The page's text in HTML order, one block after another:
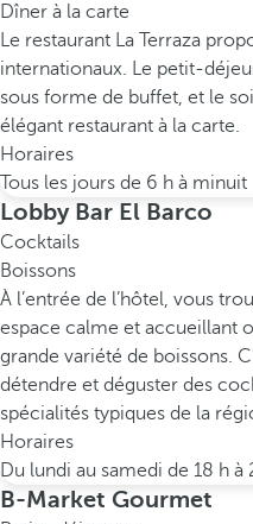
Dîner à la carte
Le restaurant La Terraza
internationaux. Le petit-
sous forme de buffet, et le
élégant restaurant à la carte.
Horaires
Tous les jours de 6 h à minuit
Lobby Bar El Barco
Cocktails
Boissons
À l’entrée de l’hôtel, vous
espace calme et accueillant
grande variété de boissons.
détendre et déguster des
spécialités typiques de la
Horaires
Du lundi au samedi de 18 h à
B-Market Gourmet